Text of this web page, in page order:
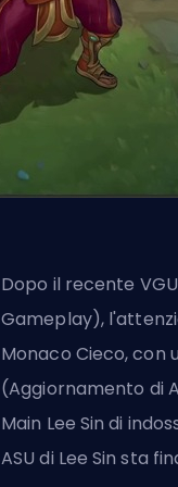
Dopo il recente
Gameplay),
Monaco Cieco, con
(Aggiornamento di
Main Lee Sin di
ASU di Lee Sin sta